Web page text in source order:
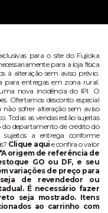
para o site do Fujioka
para a loja física
à alteração sem aviso prévio.
para entregas em zona rural.
nova incidência do IPI. O
Ofertamos desconto especial
sofrer alteração sem aviso
Todas as vendas estão sujeitas
do departamento de crédito do
sujeitos a entrega conforme
Clique aqui e confira o valor
*A origem de referência de
GO ou DF, e seu
variações de preço para
de revendedor ou
É necessário fazer
seja mostrado. Itens
ao carrinho com